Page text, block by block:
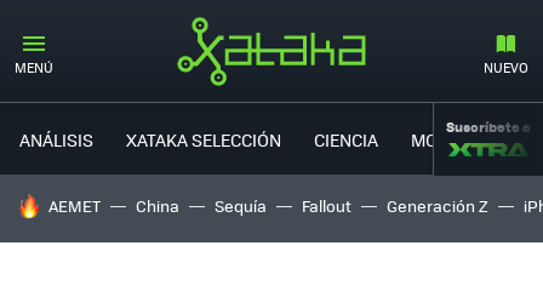
MENÚ NUEVO
ANÁLISIS XATAKA SELECCIÓN CIENCIA MOVILIDAD
Suscríbete a
HOY SE HABLA DE
AEMET China Sequía Fallout Generación Z